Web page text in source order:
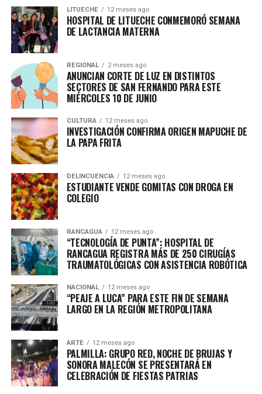
LITUECHE 12 meses ago
HOSPITAL DE LITUECHE CONMEMORÓ SEMANA
DE LACTANCIA MATERNA
REGIONAL 2 meses ago
ANUNCIAN CORTE DE LUZ EN DISTINTOS
SECTORES DE SAN FERNANDO PARA ESTE
MIÉRCOLES 10 DE JUNIO
CULTURA 12 meses ago
INVESTIGACIÓN CONFIRMA ORIGEN MAPUCHE DE
LA PAPA FRITA
DELINCUENCIA 12 meses ago
ESTUDIANTE VENDE GOMITAS CON DROGA EN
COLEGIO
RANCAGUA 12 meses ago
“TECNOLOGÍA DE PUNTA”: HOSPITAL DE
RANCAGUA REGISTRA MÁS DE 250 CIRUGÍAS
TRAUMATOLÓGICAS CON ASISTENCIA ROBÓTICA
NACIONAL 12 meses ago
“PEAJE A LUCA” PARA ESTE FIN DE SEMANA
LARGO EN LA REGIÓN METROPOLITANA
ARTE 12 meses ago
PALMILLA: GRUPO RED, NOCHE DE BRUJAS Y
SONORA MALECÓN SE PRESENTARÁ EN
CELEBRACIÓN DE FIESTAS PATRIAS